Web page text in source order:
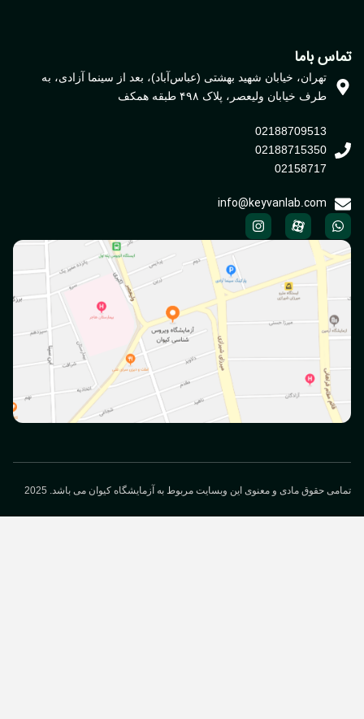
باما
تهران، خیابان شهید بهشتی (عباس‌آباد)، بعد از سینما آزادی، به
طرف خیابان ولیعصر، پلاک ۴۹۸ طبقه همکف
02188709513
02188715350
02158717
info@keyvanlab.com
حقوق مادی و معنوی این وبسایت مربوط به آزمایشگاه کیوان می باشد. 2025